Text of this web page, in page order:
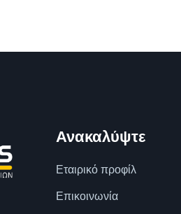
Ανακαλύψτε
Εταιρικό προφίλ
Επικοινωνία